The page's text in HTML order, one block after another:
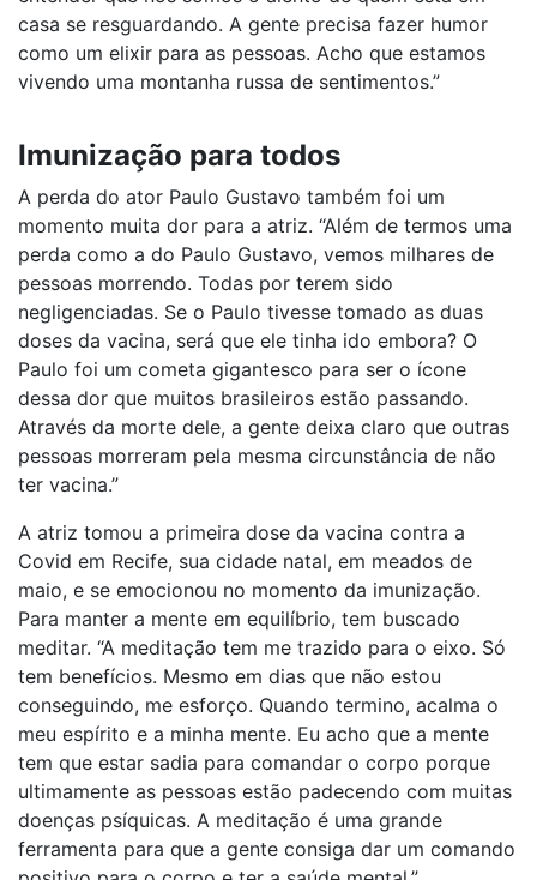
casa se resguardando. A gente precisa fazer humor
como um elixir para as pessoas. Acho que estamos
vivendo uma montanha russa de sentimentos.”
Imunização para todos
A perda do ator Paulo Gustavo também foi um
momento muita dor para a atriz. “Além de termos uma
perda como a do Paulo Gustavo, vemos milhares de
pessoas morrendo. Todas por terem sido
negligenciadas. Se o Paulo tivesse tomado as duas
doses da vacina, será que ele tinha ido embora? O
Paulo foi um cometa gigantesco para ser o ícone
dessa dor que muitos brasileiros estão passando.
Através da morte dele, a gente deixa claro que outras
pessoas morreram pela mesma circunstância de não
ter vacina.”
A atriz tomou a primeira dose da vacina contra a
Covid em Recife, sua cidade natal, em meados de
maio, e se emocionou no momento da imunização.
Para manter a mente em equilíbrio, tem buscado
meditar. “A meditação tem me trazido para o eixo. Só
tem benefícios. Mesmo em dias que não estou
conseguindo, me esforço. Quando termino, acalma o
meu espírito e a minha mente. Eu acho que a mente
tem que estar sadia para comandar o corpo porque
ultimamente as pessoas estão padecendo com muitas
doenças psíquicas. A meditação é uma grande
ferramenta para que a gente consiga dar um comando